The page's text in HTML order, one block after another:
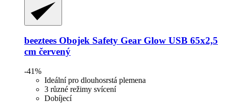
beeztees Obojek Safety Gear Glow USB 65x2,5
cm červený
-41%
Ideální pro dlouhosrstá plemena
3 různé režimy svícení
Dobíjecí